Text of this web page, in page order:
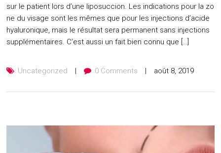
sur le patient lors d’une liposuccion. Les indications pour la zo
ne du visage sont les mêmes que pour les injections d’acide
hyaluronique, mais le résultat sera permanent sans injections
supplémentaires. C’est aussi un fait bien connu que […]
Uncategorized 0 Comments août 8, 2019